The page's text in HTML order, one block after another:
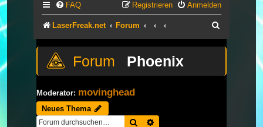
FAQ Anmelden
Registrieren
LaserFreak.net Forum
Phoenix
Moderator: movinghead
Neues Thema
Suche